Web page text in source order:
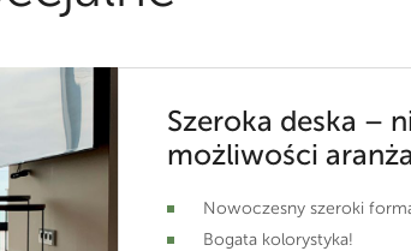
Szeroka deska –
możliwości
Nowoczesny szeroki
Bogata kolorystyka!